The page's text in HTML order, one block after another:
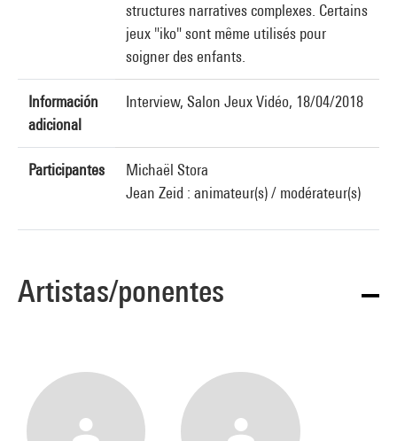
structures narratives complexes. Certains
jeux "iko" sont même utilisés pour
soigner des enfants.
Información
adicional
Interview, Salon Jeux Vidéo, 18/04/2018
Participantes
Michaël Stora
Jean Zeid : animateur(s) / modérateur(s)
Artistas/ponentes